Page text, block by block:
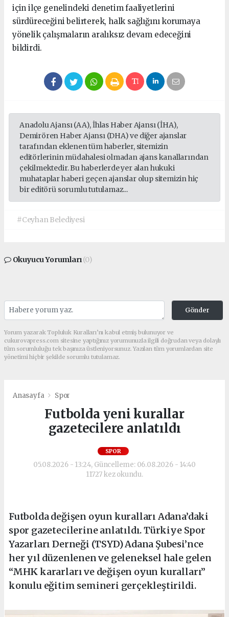
için ilçe genelindeki denetim faaliyetlerini
sürdüreceğini belirterek, halk sağlığını korumaya
yönelik çalışmaların aralıksız devam edeceğini
bildirdi.
Anadolu Ajansı (AA), İhlas Haber Ajansı (İHA),
Demirören Haber Ajansı (DHA) ve diğer ajanslar
tarafından eklenen tüm haberler, sitemizin
editörlerinin müdahalesi olmadan ajans kanallarından
çekilmektedir. Bu haberlerde yer alan hukuki
muhataplar haberi geçen ajanslar olup sitemizin hiç
bir editörü sorumlu tutulamaz...
#Ceyhan Belediyesi
Okuyucu Yorumları(0)
Gönder
Yorum yazarak Topluluk Kuralları’nı kabul etmiş bulunuyor ve
cukurovapress.com sitesine yaptığınız yorumunuzla ilgili doğrudan veya dolaylı
tüm sorumluluğu tek başınıza üstleniyorsunuz. Yazılan tüm yorumlardan site
yönetimi hiçbir şekilde sorumlu tutulamaz.
Anasayfa Spor
Futbolda yeni kurallar
gazetecilere anlatıldı
SPOR
05.08.2026 - 13:24, Güncelleme: 06.08.2026 - 14:40
11727 kez okundu.
Futbolda değişen oyun kuralları Adana’daki
spor gazetecilerine anlatıldı. Türkiye Spor
Yazarları Derneği (TSYD) Adana Şubesi’nce
her yıl düzenlenen ve geleneksel hale gelen
“MHK kararları ve değişen oyun kuralları”
konulu eğitim semineri gerçekleştirildi.